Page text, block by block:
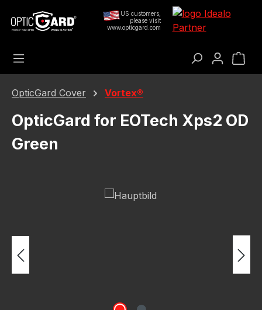
Preskoči na glavni sadržaj US customers,
please visit
www.opticgard.com
OpticGard Cover Vortex®
OpticGard for EOTech Xps2 OD
Green
Preskoči galeriju slika